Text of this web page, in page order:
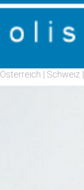
Österreich | Schweiz |